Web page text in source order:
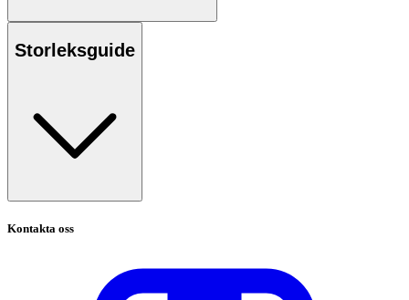
Storleksguide
Kontakta oss